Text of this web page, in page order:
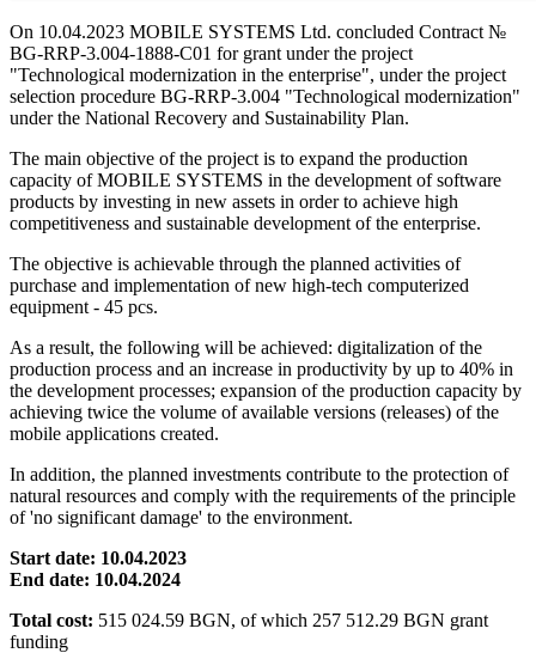
On 10.04.2023 MOBILE SYSTEMS Ltd. concluded Contract №
BG-RRP-3.004-1888-C01 for grant under the project
"Technological modernization in the enterprise", under the project
selection procedure BG-RRP-3.004 "Technological modernization"
under the National Recovery and Sustainability Plan.
The main objective of the project is to expand the production
capacity of MOBILE SYSTEMS in the development of software
products by investing in new assets in order to achieve high
competitiveness and sustainable development of the enterprise.
The objective is achievable through the planned activities of
purchase and implementation of new high-tech computerized
equipment - 45 pcs.
As a result, the following will be achieved: digitalization of the
production process and an increase in productivity by up to 40% in
the development processes; expansion of the production capacity by
achieving twice the volume of available versions (releases) of the
mobile applications created.
In addition, the planned investments contribute to the protection of
natural resources and comply with the requirements of the principle
of 'no significant damage' to the environment.
Start date: 10.04.2023
End date: 10.04.2024
Total cost: 515 024.59 BGN, of which 257 512.29 BGN grant
funding